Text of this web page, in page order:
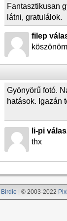
Fantasztikusan
látni, gratulálok.
filep
köszönöm
Gyönyörű fotó.
hatások. Igazán
li-pi
thx
Birdie | © 2003-2022